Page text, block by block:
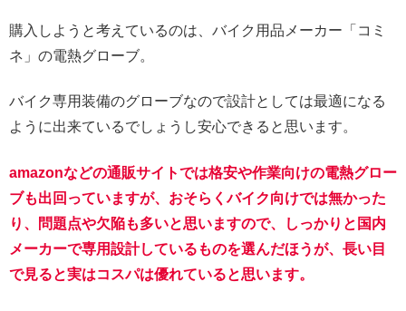
購入しようと考えているのは、バイク用品メーカー「コミ
ネ」の電熱グローブ。
バイク専用装備のグローブなので設計としては最適になる
ように出来ているでしょうし安心できると思います。
amazonなどの通販サイトでは格安や作業向けの電熱グロー
ブも出回っていますが、おそらくバイク向けでは無かった
り、問題点や欠陥も多いと思いますので、しっかりと国内
メーカーで専用設計しているものを選んだほうが、長い目
で見ると実はコスパは優れていると思います。